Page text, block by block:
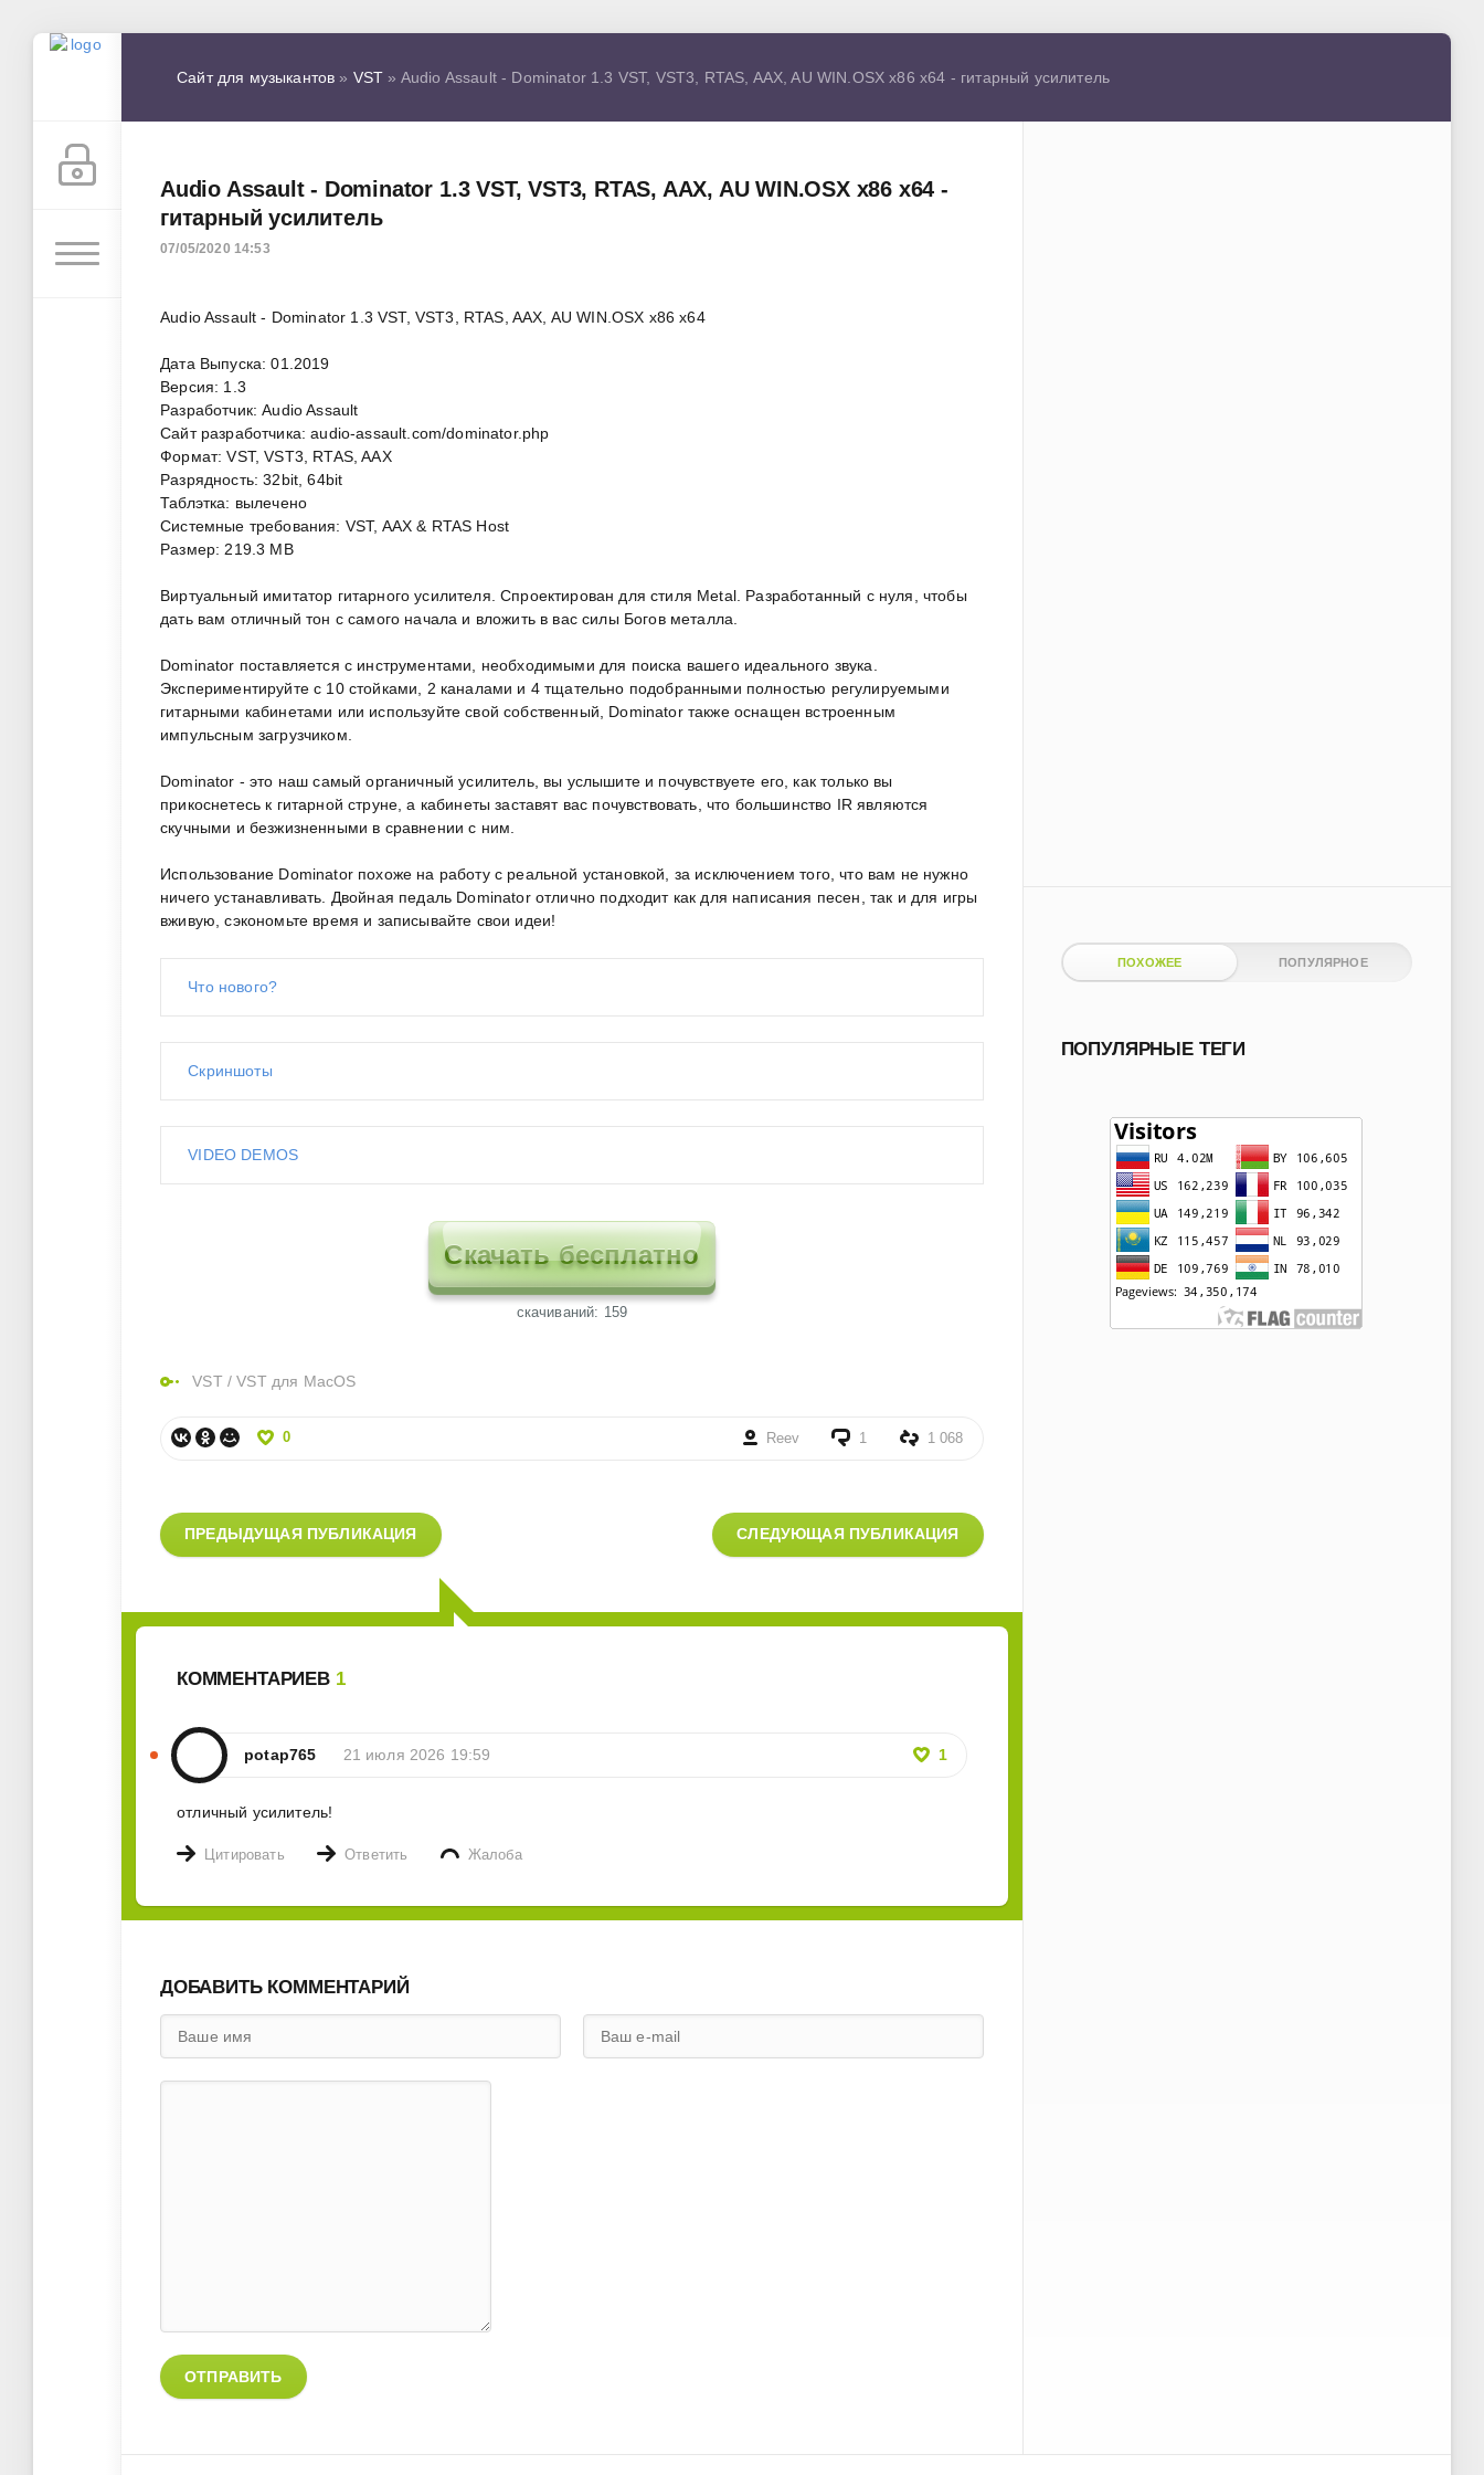
Сайт для музыкантов » VST » Audio Assault - Dominator 1.3 VST, VST3, RTAS, AAX, AU WIN.OSX x86 x64 - гитарный усилитель
Audio Assault - Dominator 1.3 VST, VST3, RTAS, AAX, AU WIN.OSX x86 x64 -
гитарный усилитель
07/05/2020 14:53
Audio Assault - Dominator 1.3 VST, VST3, RTAS, AAX, AU WIN.OSX x86 x64
Дата Выпуска: 01.2019
Версия: 1.3
Разработчик: Audio Assault
Сайт разработчика: audio-assault.com/dominator.php
Формат: VST, VST3, RTAS, AAX
Разрядность: 32bit, 64bit
Таблэтка: вылечено
Системные требования: VST, AAX & RTAS Host
Размер: 219.3 MB
Виртуальный имитатор гитарного усилителя. Спроектирован для стиля Metal. Разработанный с нуля, чтобы
дать вам отличный тон с самого начала и вложить в вас силы Богов металла.
Dominator поставляется с инструментами, необходимыми для поиска вашего идеального звука.
Экспериментируйте с 10 стойками, 2 каналами и 4 тщательно подобранными полностью регулируемыми
гитарными кабинетами или используйте свой собственный, Dominator также оснащен встроенным
импульсным загрузчиком.
Dominator - это наш самый органичный усилитель, вы услышите и почувствуете его, как только вы
прикоснетесь к гитарной струне, а кабинеты заставят вас почувствовать, что большинство IR являются
скучными и безжизненными в сравнении с ним.
Использование Dominator похоже на работу с реальной установкой, за исключением того, что вам не нужно
ничего устанавливать. Двойная педаль Dominator отлично подходит как для написания песен, так и для игры
вживую, сэкономьте время и записывайте свои идеи!
Что нового?
Скриншоты
VIDEO DEMOS
Скачать бесплатно
cкачиваний: 159
VST/VST для MacOS
0 Reev 1 1 068
ПРЕДЫДУЩАЯ ПУБЛИКАЦИЯ СЛЕДУЮЩАЯ ПУБЛИКАЦИЯ
КОММЕНТАРИЕВ 1
potap765 21 июля 2026 19:59 1
отличный усилитель!
Цитировать Ответить Жалоба
ДОБАВИТЬ КОММЕНТАРИЙ
ОТПРАВИТЬ
ПОХОЖЕЕ ПОПУЛЯРНОЕ
ПОПУЛЯРНЫЕ ТЕГИ